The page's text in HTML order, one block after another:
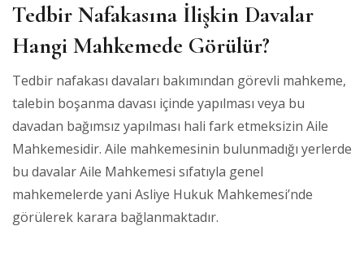
Tedbir Nafakasına İlişkin Davalar
Hangi Mahkemede Görülür?
Tedbir nafakası davaları bakımından görevli mahkeme,
talebin boşanma davası içinde yapılması veya bu
davadan bağımsız yapılması hali fark etmeksizin Aile
Mahkemesidir. Aile mahkemesinin bulunmadığı yerlerde
bu davalar Aile Mahkemesi sıfatıyla genel
mahkemelerde yani Asliye Hukuk Mahkemesi’nde
görülerek karara bağlanmaktadır.